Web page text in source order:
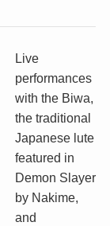
Live
performances
with the Biwa,
the traditional
Japanese lute
featured in
Demon Slayer
by Nakime,
and